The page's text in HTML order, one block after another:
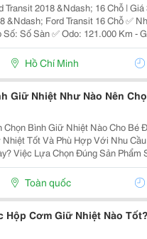
Transit 2018 &Ndash; 16 Chỗ | Giá 370
&Ndash; Ford Transit 16 Chỗ ✅
Số: Số Sàn ✅ Odo: 121.000 Km -
Chiểu, Tp.
Hồ Chí Minh
Giữ Nhiệt Như Nào Nên
Chọn Bình Giữ Nhiệt Nào Cho Bé
Tốt Và Phù Hợp Với Nhu
Việc Lựa Chọn Đúng Sản Phẩm
Thuận Tiện Hơn Và Cha Mẹ
Khám Phá 7 Tiêu Chí Quan
Toàn quốc
Hộp Cơm Giữ Nhiệt Nào Tốt?